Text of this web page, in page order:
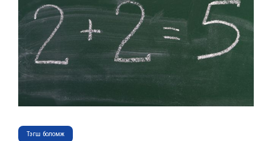
Тэгш боломж